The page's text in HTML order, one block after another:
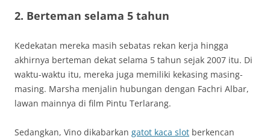
2. Berteman selama 5 tahun
Kedekatan mereka masih sebatas rekan kerja hingga
akhirnya berteman dekat selama 5 tahun sejak 2007 itu. Di
waktu-waktu itu, mereka juga memiliki kekasing masing-
masing. Marsha menjalin hubungan dengan Fachri Albar,
lawan mainnya di film Pintu Terlarang.
Sedangkan, Vino dikabarkan gatot kaca slot berkencan